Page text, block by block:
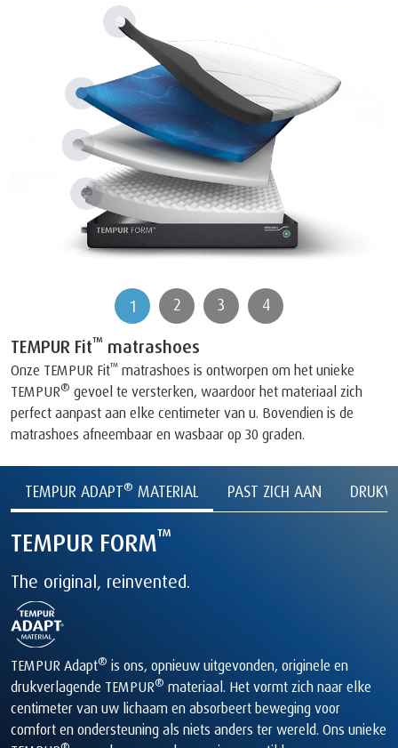
1 2 3 4
TEMPUR Fit™ matrashoes
Onze TEMPUR Fit™ matrashoes is ontworpen om het unieke
TEMPUR® gevoel te versterken, waardoor het materiaal zich
perfect aanpast aan elke centimeter van u. Bovendien is de
matrashoes afneembaar en wasbaar op 30 graden.
TEMPUR ADAPT® MATERIAL PAST ZICH AAN
TEMPUR FORM™
The original, reinvented.
TEMPUR Adapt® is ons, opnieuw uitgevonden, originele en
drukverlagende TEMPUR® materiaal. Het vormt zich naar elke
centimeter van uw lichaam en absorbeert beweging voor
comfort en ondersteuning als niets anders ter wereld. Ons unieke